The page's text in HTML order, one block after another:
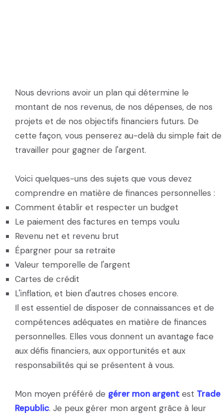
Nous devrions avoir un plan qui détermine le
montant de nos revenus, de nos dépenses, de nos
projets et de nos objectifs financiers futurs. De
cette façon, vous penserez au-delà du simple fait de
travailler pour gagner de l'argent.
Voici quelques-uns des sujets que vous devez
comprendre en matière de finances personnelles :
Comment établir et respecter un budget
Le paiement des factures en temps voulu
Revenu net et revenu brut
Épargner pour sa retraite
Valeur temporelle de l'argent
Cartes de crédit
L'inflation, et bien d'autres choses encore.
Il est essentiel de disposer de connaissances et de
compétences adéquates en matière de finances
personnelles. Elles vous donnent un avantage face
aux défis financiers, aux opportunités et aux
responsabilités qui se présentent à vous.
Mon moyen préféré de gérer mon argent est Trade
Republic. Je peux gérer mon argent grâce à leur